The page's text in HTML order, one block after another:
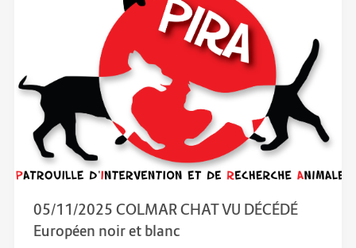
05/11/2025 COLMAR CHAT VU DÉCÉDÉ
Européen noir et blanc